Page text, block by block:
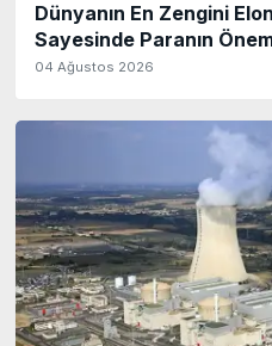
Dünyanın En Zengini
Sayesinde Paranın
04 Ağustos 2026